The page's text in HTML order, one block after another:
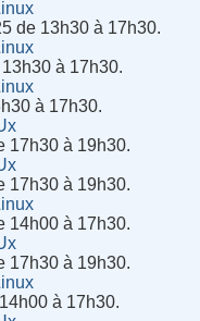
de 13h30 à 17h30.
à 17h30.
à 17h30.
17h30 à 19h30.
17h30 à 19h30.
14h00 à 17h30.
17h30 à 19h30.
à 17h30.